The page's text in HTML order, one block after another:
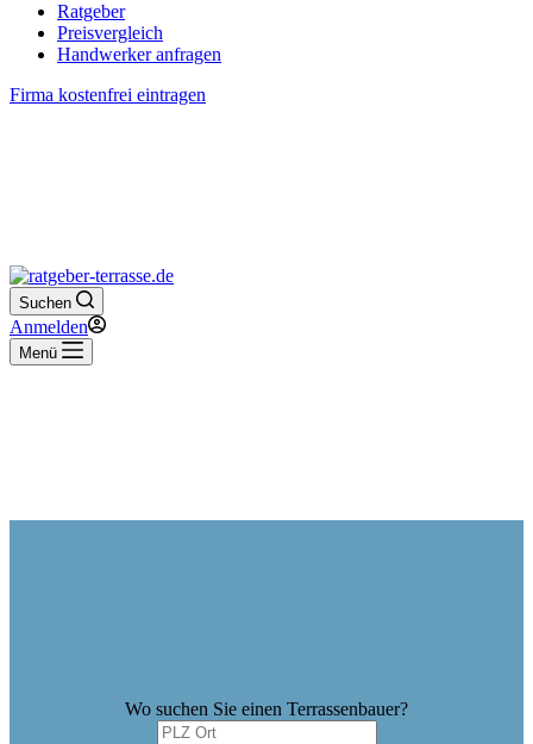
Ratgeber
Preisvergleich
Handwerker anfragen
Firma kostenfrei eintragen
Suchen
Anmelden
Menü
Wo suchen Sie einen Terrassenbauer?